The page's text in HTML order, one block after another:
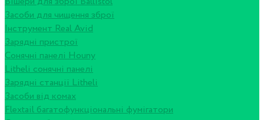
Засоби для чищення зброї
Інструмент Real Avid
Зарядні пристрої
Сонячні панелі Houny
Litheli сонячні панелі
Зарядні станції Litheli
Засоби від комах
Flextail багатофункціональні фумігатори